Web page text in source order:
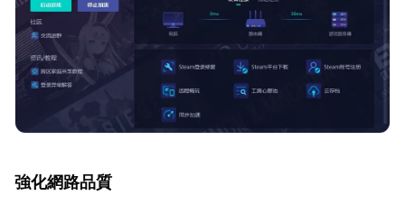
強化網路品質